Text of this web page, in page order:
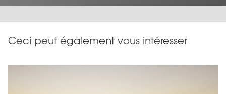
Ceci peut également vous intéresser